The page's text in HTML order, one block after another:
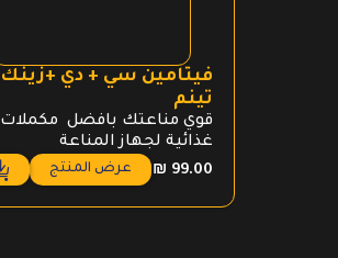
فيتامين سي + دي +زينك
تينم
قوي مناعتك بافضل مكملات
غذائية لجهاز المناعة
₪ 99.00 عرض المنتج